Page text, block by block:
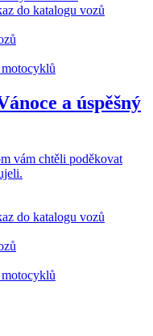
a úspěšný
vám chtěli poděkovat